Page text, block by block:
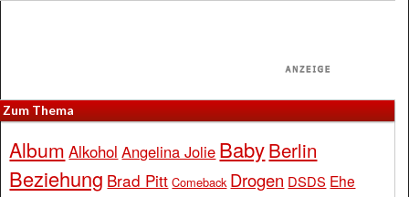
Zum Thema
Album Alkohol Angelina Jolie BabyBerlin
Beziehung Brad Pitt Comeback Drogen DSDS Ehe